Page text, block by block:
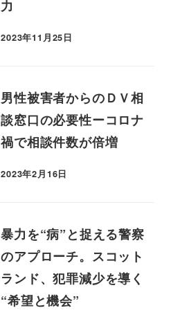
力
2023年11月25日
男性被害者からのＤＶ相
談窓口の必要性ーコロナ
禍で相談件数が倍増
2023年2月16日
暴力を“病”と捉える警察
のアプローチ。スコット
ランド、犯罪減少を導く
“希望と機会”